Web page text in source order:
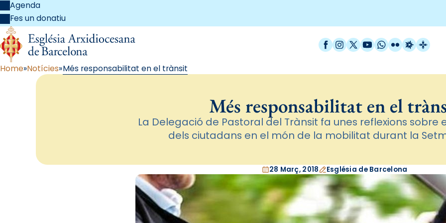
Agenda
Fes un donatiu
Facebook
Instagram
X / Twitter
YouTube
WhatsApp
FlickrRadio
Home Notícies Més responsabilitat en el trànsit
Més responsabilitat en el
La Delegació de Pastoral del Trànsit fa unes reflexions
dels ciutadans en el món de la mobilitat durant la
28 Març, 2018 Església de Barcelona